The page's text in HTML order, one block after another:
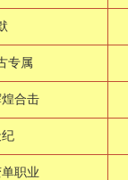
专属
煌合击
职业